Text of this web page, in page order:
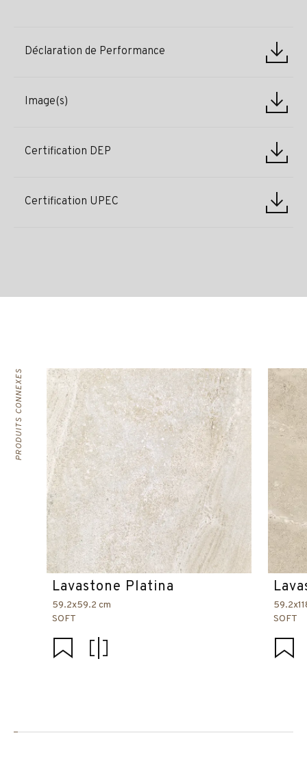
Déclaration de Performance
Image(s)
Certification DEP
Certification UPEC
PRODUITS CONNEXES
Lavastone Platina
59.2x59.2 cm
SOFT
SOFT